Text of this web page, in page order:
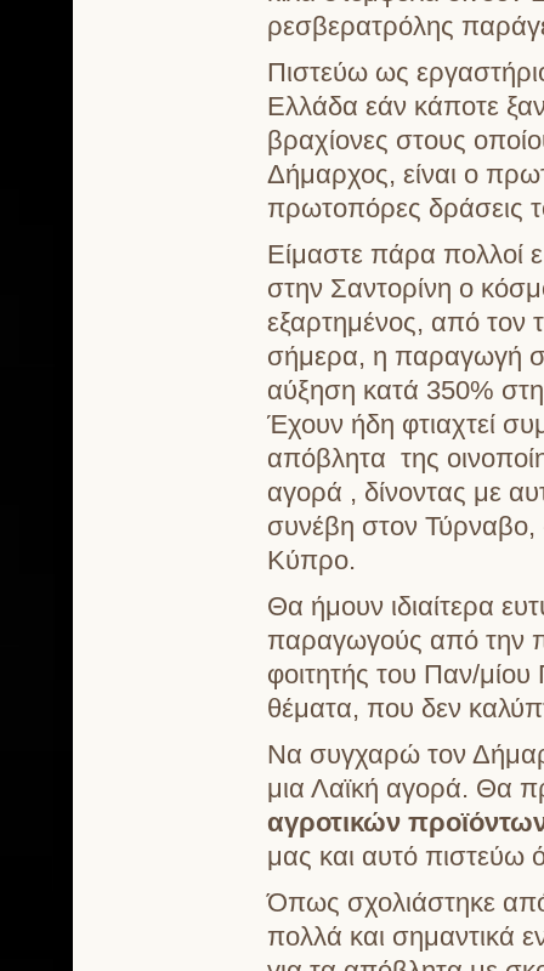
ρεσβερατρόλης
Πιστεύω ως
Ελλάδα εάν κάποτε
βραχίονες στους
Δήμαρχος, είναι ο
πρωτοπόρες δράσεις
Είμαστε πάρα πολλοί
στην Σαντορίνη ο
εξαρτημένος, από τον
σήμερα, η παραγωγή
αύξηση κατά 350%
Έχουν ήδη φτιαχτεί
απόβλητα της
αγορά , δίνοντας με
συνέβη στον Τύρναβο,
Κύπρο.
Θα ήμουν ιδιαίτερα
παραγωγούς από την
φοιτητής του Παν/
θέματα, που δεν
Να συγχαρώ τον
μια Λαϊκή αγορά. Θα
αγροτικών
μας και αυτό πιστεύω
Όπως σχολιάστηκε από
πολλά και σημαντικά